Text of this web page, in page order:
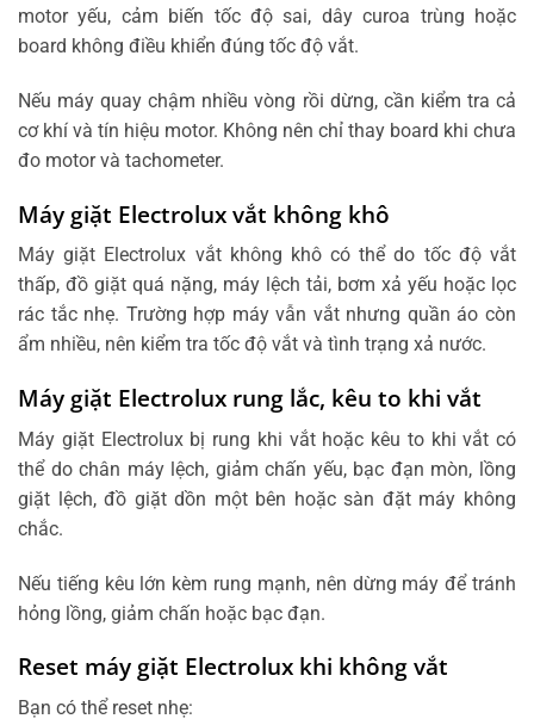
motor yếu, cảm biến tốc độ sai, dây curoa trùng hoặc
board không điều khiển đúng tốc độ vắt.
Nếu máy quay chậm nhiều vòng rồi dừng, cần kiểm tra cả
cơ khí và tín hiệu motor. Không nên chỉ thay board khi chưa
đo motor và tachometer.
Máy giặt Electrolux vắt không khô
Máy giặt Electrolux vắt không khô có thể do tốc độ vắt
thấp, đồ giặt quá nặng, máy lệch tải, bơm xả yếu hoặc lọc
rác tắc nhẹ. Trường hợp máy vẫn vắt nhưng quần áo còn
ẩm nhiều, nên kiểm tra tốc độ vắt và tình trạng xả nước.
Máy giặt Electrolux rung lắc, kêu to khi vắt
Máy giặt Electrolux bị rung khi vắt hoặc kêu to khi vắt có
thể do chân máy lệch, giảm chấn yếu, bạc đạn mòn, lồng
giặt lệch, đồ giặt dồn một bên hoặc sàn đặt máy không
chắc.
Nếu tiếng kêu lớn kèm rung mạnh, nên dừng máy để tránh
hỏng lồng, giảm chấn hoặc bạc đạn.
Reset máy giặt Electrolux khi không vắt
Bạn có thể reset nhẹ: